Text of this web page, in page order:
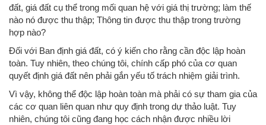
đất, giá đất cụ thể trong mối quan hệ với giá thị trường; làm thế
nào nó được thu thập; Thông tin được thu thập trong trường
hợp nào?
Đối với Ban định giá đất, có ý kiến ​​cho rằng cần độc lập hoàn
toàn. Tuy nhiên, theo chúng tôi, chính cấp phó của cơ quan
quyết định giá đất nên phải gắn yếu tố trách nhiệm giải trình.
Vì vậy, không thể độc lập hoàn toàn mà phải có sự tham gia của
các cơ quan liên quan như quy định trong dự thảo luật. Tuy
nhiên, chúng tôi cũng đang học cách nhận được nhiều lời